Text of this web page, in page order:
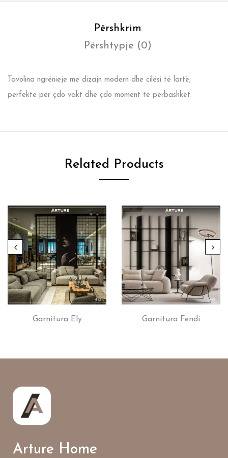
Përshkrim
Përshtypje (0)
Tavolina ngrënieje me dizajn modern dhe cilësi të lartë,
perfekte për çdo vakt dhe çdo moment të përbashkët.
Related Products
Garnitura Ely Garnitura Fendi
Arture Home